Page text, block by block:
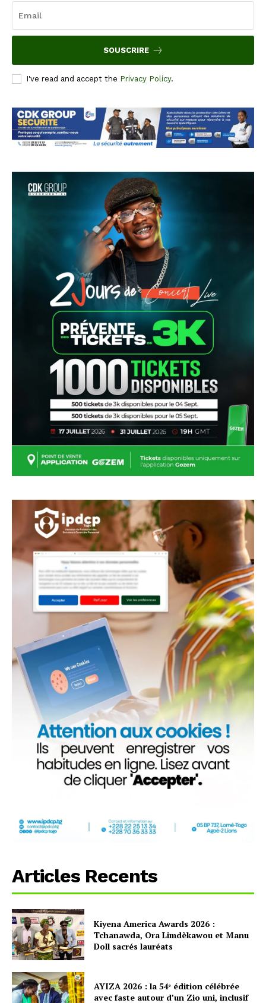
SOUSCRIRE
I've read and accept the Privacy Policy.
Articles Recents
Kiyena America Awards 2026 :
Tchanawda, Ora Limdèkawou et Manu
Doll sacrés lauréats
AYIZA 2026 : la 54ᵉ édition célébrée
avec faste autour d’un Zio uni, inclusif